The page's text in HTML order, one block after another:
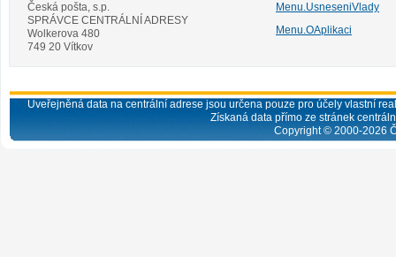
Česká pošta, s.p.
SPRÁVCE CENTRÁLNÍ ADRESY
Wolkerova 480
749 20 Vítkov
Menu.UsneseniVlady
Menu.OAplikaci
Uveřejněná data na centrální adrese jsou určena pouze pro účely vlastní
Získaná data přímo ze stránek
Copyright © 2000-2026